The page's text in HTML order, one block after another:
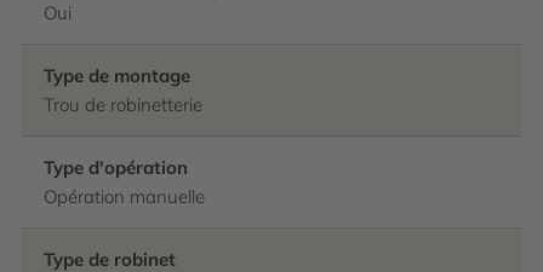
Oui
Type de montage
Trou de robinetterie
Type d'opération
Opération manuelle
Type de robinet